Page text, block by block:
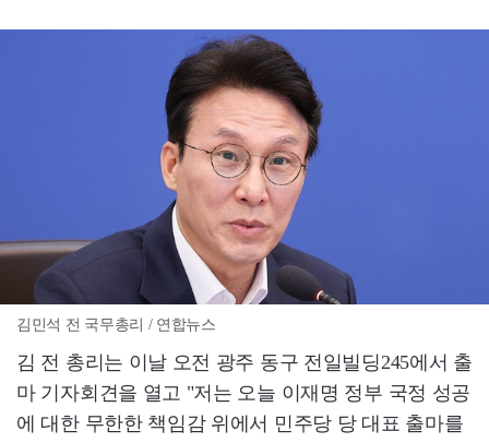
김민석 전 국무총리 / 연합뉴스
김 전 총리는 이날 오전 광주 동구 전일빌딩245에서 출
마 기자회견을 열고 "저는 오늘 이재명 정부 국정 성공
에 대한 무한한 책임감 위에서 민주당 당 대표 출마를